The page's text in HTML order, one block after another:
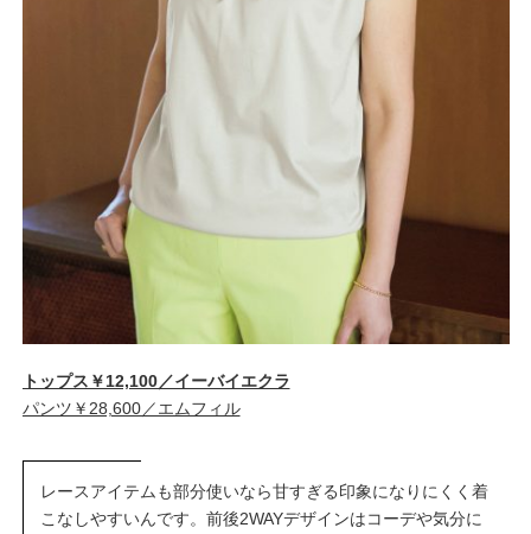
トップス￥12,100／イーバイエクラ
パンツ￥28,600／エムフィル
レースアイテムも部分使いなら甘すぎる印象になりにくく着
こなしやすいんです。前後2WAYデザインはコーデや気分に